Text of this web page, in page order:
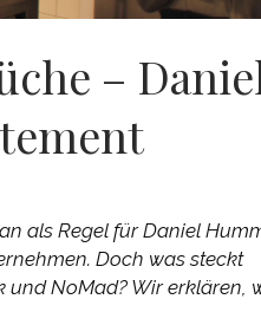
–
als Regel für Daniel
Doch was steckt
und NoMad? Wir erklären,